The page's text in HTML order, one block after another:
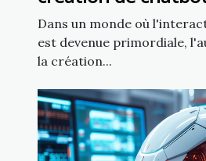
améliorer
Dans un monde où
est devenue primordiale,
la création...